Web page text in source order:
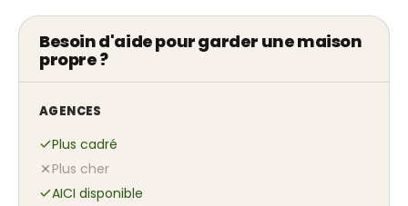
Besoin d'aide pour garder une maison
propre ?
AGENCES
Plus cadré
Plus cher
AICI disponible